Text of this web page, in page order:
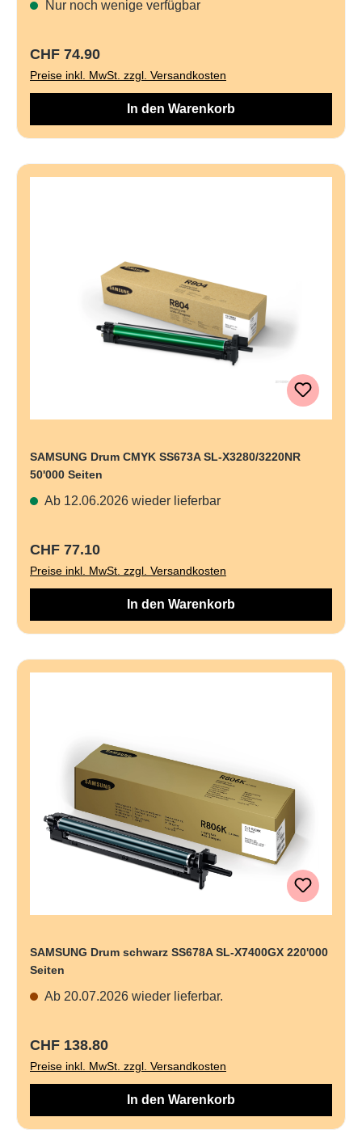
Nur noch wenige verfügbar
Regulärer Preis:
CHF 74.90
Preise inkl. MwSt. zzgl. Versandkosten
In den Warenkorb
SAMSUNG Drum CMYK SS673A SL-X3280/3220NR
50'000 Seiten
Ab 12.06.2026 wieder lieferbar
Regulärer Preis:
CHF 77.10
Preise inkl. MwSt. zzgl. Versandkosten
In den Warenkorb
SAMSUNG Drum schwarz SS678A SL-X7400GX 220'000
Seiten
Ab 20.07.2026 wieder lieferbar.
Regulärer Preis:
CHF 138.80
Preise inkl. MwSt. zzgl. Versandkosten
In den Warenkorb